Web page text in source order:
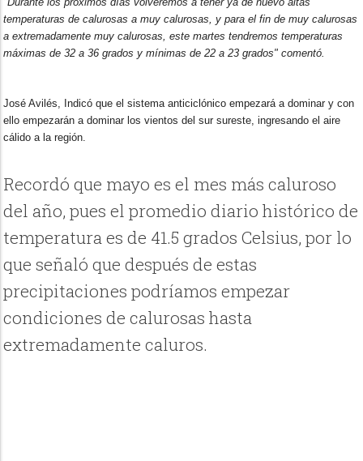
temperaturas de calurosas a muy calurosas, y para el fin de muy calurosas
a extremadamente muy calurosas, este martes tendremos temperaturas
máximas de 32 a 36 grados y mínimas de 22 a 23 grados" comentó.
José Avilés, Indicó que el sistema anticiclónico empezará a dominar y con
ello empezarán a dominar los vientos del sur sureste, ingresando el aire
cálido a la región.
Recordó que mayo es el mes más caluroso
del año, pues el promedio diario histórico de
temperatura es de 41.5 grados Celsius, por lo
que señaló que después de estas
precipitaciones podríamos empezar
condiciones de calurosas hasta
extremadamente caluros.